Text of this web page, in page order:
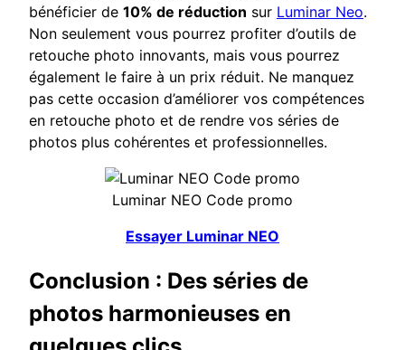
bénéficier de 10% de réduction sur Luminar Neo.
Non seulement vous pourrez profiter d’outils de
retouche photo innovants, mais vous pourrez
également le faire à un prix réduit. Ne manquez
pas cette occasion d’améliorer vos compétences
en retouche photo et de rendre vos séries de
photos plus cohérentes et professionnelles.
Luminar NEO Code promo
Essayer Luminar NEO
Conclusion : Des séries de
photos harmonieuses en